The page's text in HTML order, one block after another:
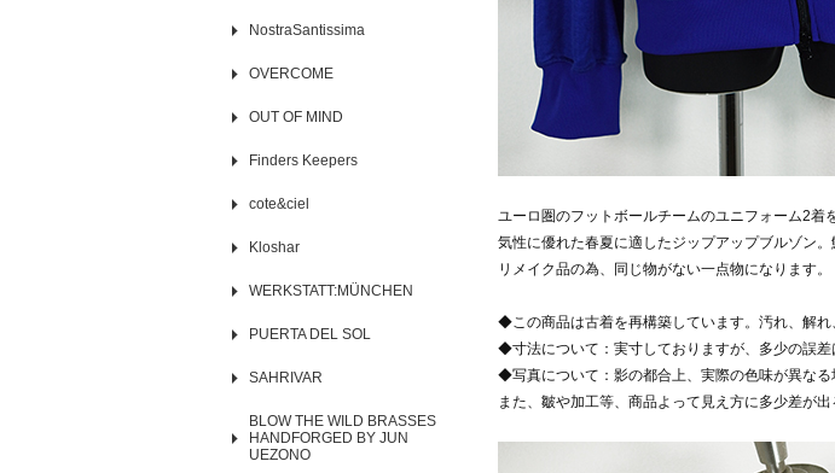
ユーロ圏のフットボールチームのユニフォーム2
気性に優れた春夏に適したジップアップブルゾン
リメイク品の為、同じ物がない一点物になります。
◆この商品は古着を再構築しています。汚れ、解れ
◆寸法について：実寸しておりますが、多少の誤差
◆写真について：影の都合上、実際の色味が異なる
また、皺や加工等、商品よって見え方に多少差が
NostraSantissima
OVERCOME
OUT OF MIND
Finders Keepers
cote&ciel
Kloshar
WERKSTATT:MÜNCHEN
PUERTA DEL SOL
SAHRIVAR
BLOW THE WILD BRASSES
HANDFORGED BY JUN
UEZONO